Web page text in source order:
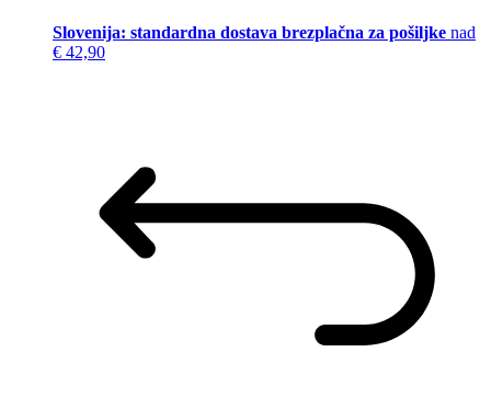
Slovenija: standardna dostava brezplačna za pošiljke nad
€ 42,90